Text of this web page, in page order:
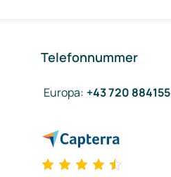
Telefonnummer
Europa: +43 720 884155